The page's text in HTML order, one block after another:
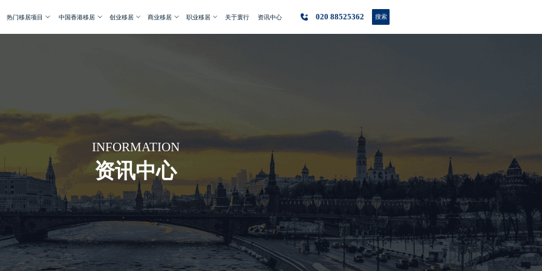
热门移居项目 中国香港移居 创业移居 商业移居 职业移居 关于寰行 资讯中心 020 88525362 搜索
INFORMATION
资讯中心